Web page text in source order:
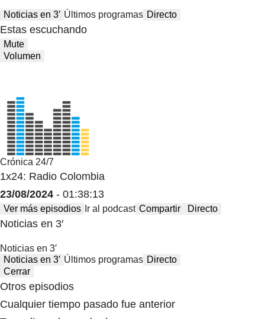
Noticias en 3′ Últimos programas Directo
Estas escuchando
Mute
Volumen
Crónica 24/7
1x24: Radio Colombia
23/08/2024 - 01:38:13
Ver más episodios Ir al podcast Compartir Directo
Noticias en 3′
Noticias en 3′
Noticias en 3′ Últimos programas Directo
Cerrar
Otros episodios
Cualquier tiempo pasado fue anterior